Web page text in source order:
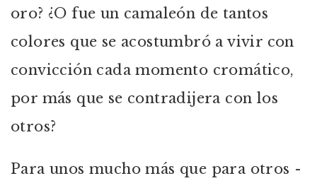
oro? ¿O fue un camaleón de tantos
colores que se acostumbró a vivir con
convicción cada momento cromático,
por más que se contradijera con los
otros?
Para unos mucho más que para otros -